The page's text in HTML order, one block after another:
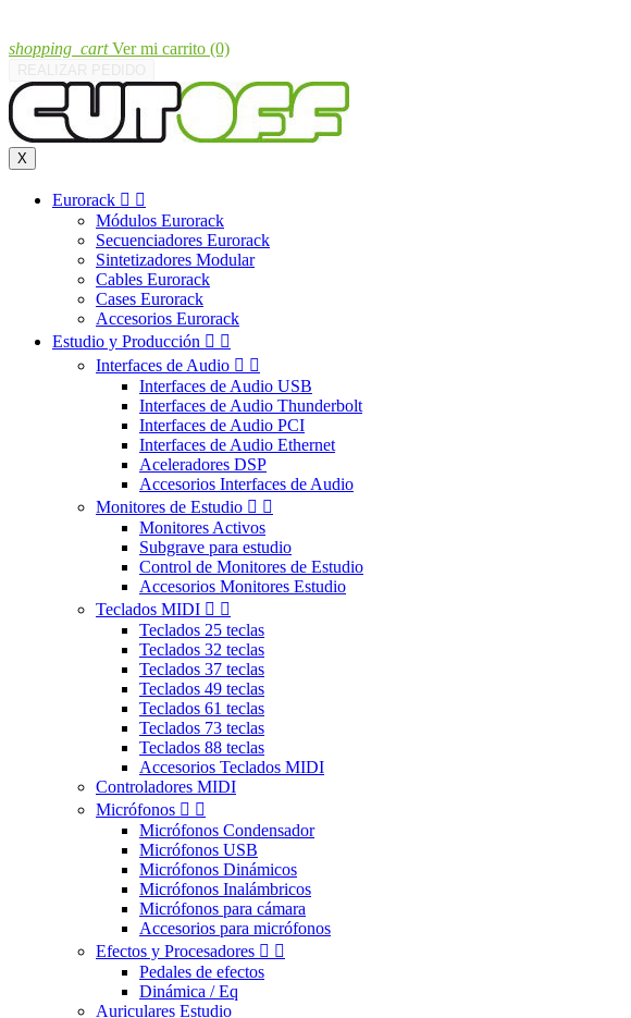
shopping_cart Ver mi carrito (0)
X
Eurorack  
Módulos Eurorack
Secuenciadores Eurorack
Sintetizadores Modular
Cables Eurorack
Cases Eurorack
Accesorios Eurorack
Estudio y Producción  
Interfaces de Audio  
Interfaces de Audio USB
Interfaces de Audio Thunderbolt
Interfaces de Audio PCI
Interfaces de Audio Ethernet
Aceleradores DSP
Accesorios Interfaces de Audio
Monitores de Estudio  
Monitores Activos
Subgrave para estudio
Control de Monitores de Estudio
Accesorios Monitores Estudio
Teclados MIDI  
Teclados 25 teclas
Teclados 32 teclas
Teclados 37 teclas
Teclados 49 teclas
Teclados 61 teclas
Teclados 73 teclas
Teclados 88 teclas
Accesorios Teclados MIDI
Controladores MIDI
Micrófonos  
Micrófonos Condensador
Micrófonos USB
Micrófonos Dinámicos
Micrófonos Inalámbricos
Micrófonos para cámara
Accesorios para micrófonos
Efectos y Procesadores  
Pedales de efectos
Dinámica / Eq
Auriculares Estudio